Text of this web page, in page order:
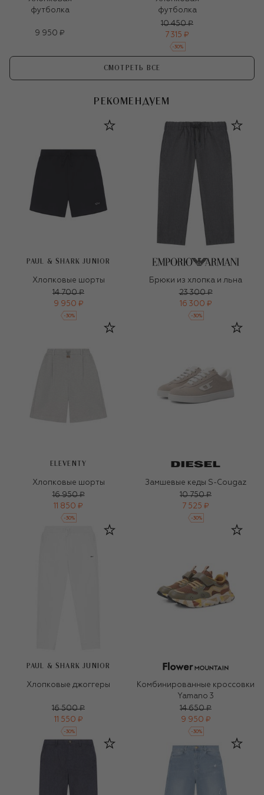
футболка
9 950 ₽
футболка
10 450 ₽
7 315 ₽
-30%
СМОТРЕТЬ ВСЕ
РЕКОМЕНДУЕМ
PAUL & SHARK JUNIOR
Хлопковые шорты
14 700 ₽
9 950 ₽
-30%
Брюки из хлопка и льна
23 300 ₽
16 300 ₽
-30%
ELEVENTY
Хлопковые шорты
16 950 ₽
11 850 ₽
-30%
Замшевые кеды S-Cougaz
10 750 ₽
7 525 ₽
-30%
PAUL & SHARK JUNIOR
Хлопковые джоггеры
16 500 ₽
11 550 ₽
-30%
Комбинированные кроссовки
Yamano 3
14 650 ₽
9 950 ₽
-30%